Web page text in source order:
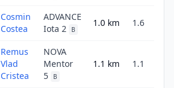
Cosmin
Costea
ADVANCE
Iota 2
B
1.0 km 1.6
Remus
Vlad
Cristea
NOVA
Mentor
5
B
1.1 km 1.1